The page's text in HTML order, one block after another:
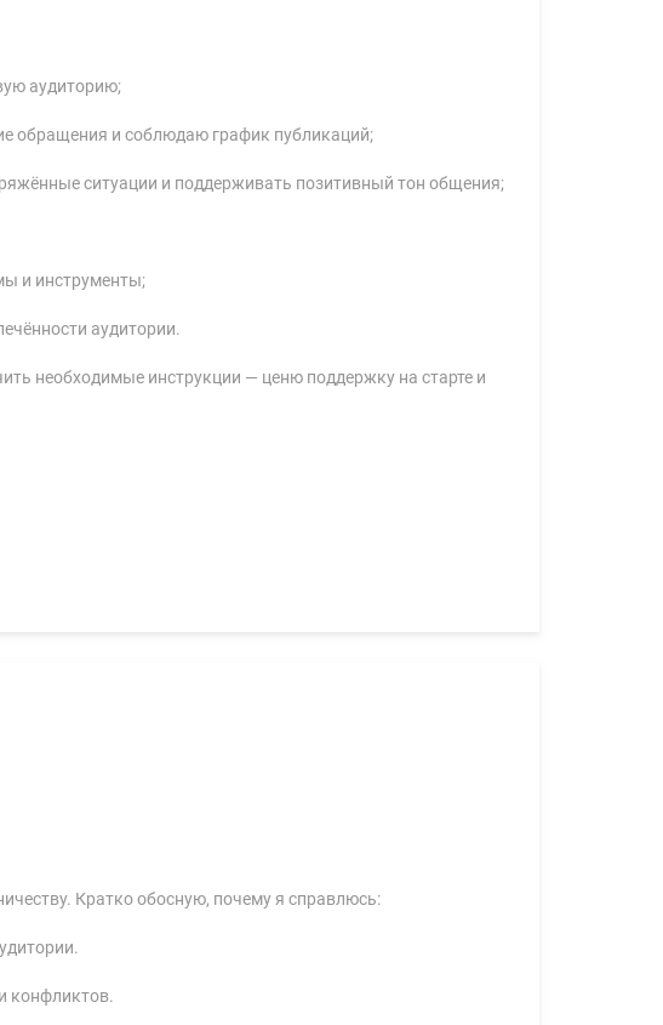
аудиторию;
обращения и соблюдаю график публикаций;
ситуации и поддерживать позитивный тон общения;
и инструменты;
аудитории.
необходимые инструкции — ценю поддержку на старте и
Кратко обосную, почему я справлюсь:
конфликтов.